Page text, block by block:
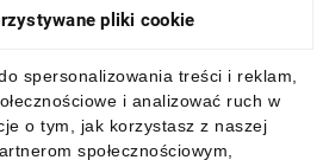
pliki cookie
spersonalizowania treści i reklam,
i analizować ruch w
o tym, jak korzystasz z naszej
społecznościowym,